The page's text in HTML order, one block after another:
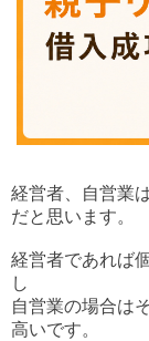
経営者、自営業
だと思います。
経営者であれば
し
自営業の場合は
高いです。